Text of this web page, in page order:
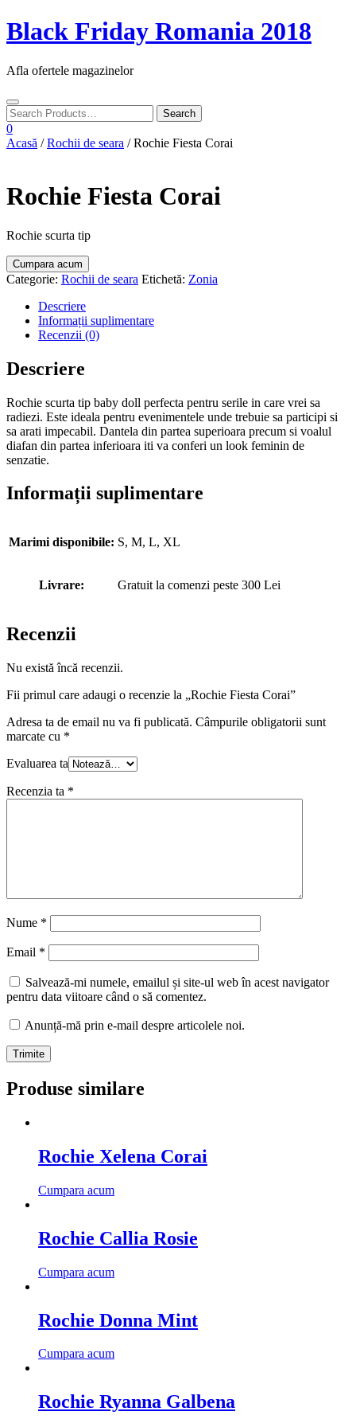
Skip
to
Black Friday Romania 2018
Afla ofertele magazinelor
Toggle
navigation
0
Acasă /Rochii de seara / Rochie Fiesta Corai
Rochie Fiesta Corai
Rochie scurta tip
Cumpara acum
Categorie: Rochii de seara Etichetă: Zonia
Descriere
Informații suplimentare
Recenzii (0)
Descriere
Rochie scurta tip baby doll perfecta pentru serile in care vrei sa
radiezi. Este ideala pentru evenimentele unde trebuie sa participi si
sa arati impecabil. Dantela din partea superioara precum si voalul
diafan din partea inferioara iti va conferi un look feminin de
senzatie.
Informații suplimentare
Marimi disponibile: S, M, L, XL
Livrare: Gratuit la comenzi peste 300 Lei
Recenzii
Nu există încă recenzii.
Fii primul care adaugi o recenzie la „Rochie Fiesta Corai”
Adresa ta de email nu va fi publicată. Câmpurile obligatorii sunt
marcate cu *
Evaluarea ta
Recenzia ta *
Nume *
Email *
Salvează-mi numele, emailul și site-ul web în acest navigator
pentru data viitoare când o să comentez.
Anunță-mă prin e-mail despre articolele noi.
Produse similare
Rochie Xelena Corai
Cumpara acum
Rochie Callia Rosie
Cumpara acum
Rochie Donna Mint
Cumpara acum
Rochie Ryanna Galbena